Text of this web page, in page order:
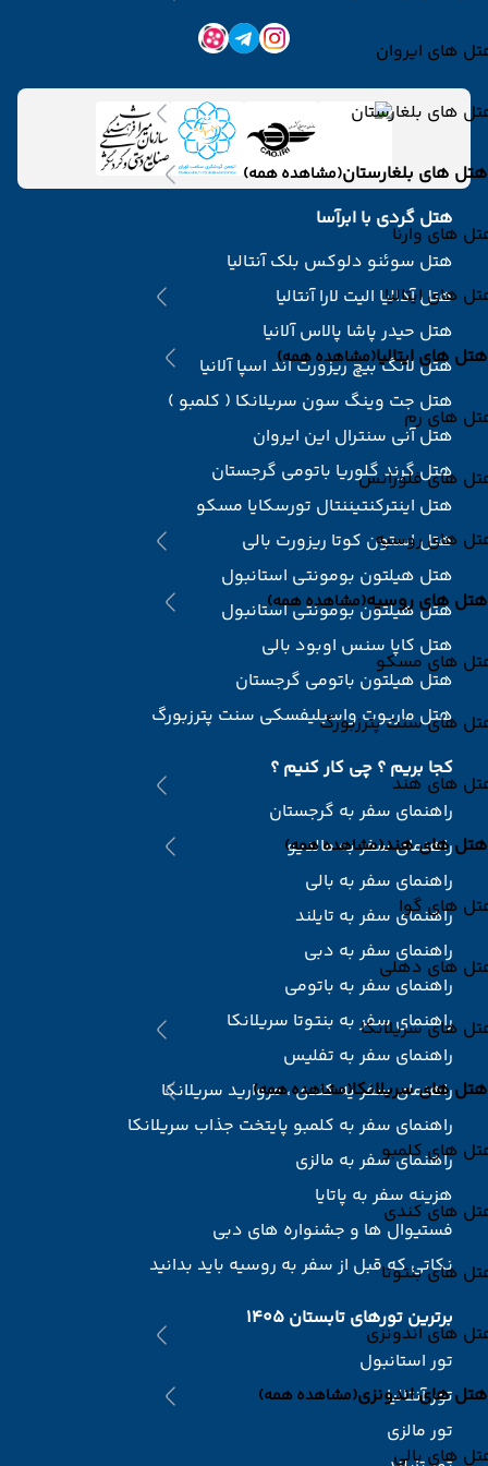
های ایروان
های بلغارستان
هتل های بلغارستان(مشاهده همه)
های وارنا
های ایتالیا
هتل های ایتالیا(مشاهده همه)
های رم
های فلورانس
های روسیه
هتل های روسیه(مشاهده همه)
های مسکو
های سنت پترزبورگ
های هند
هتل های هند(مشاهده همه)
های گوا
های دهلی
های سریلانکا
هتل های سریلانکا(مشاهده همه)
های کلمبو
های کندی
های بنتوتا
های اندونزی
هتل های اندونزی(مشاهده همه)
های بالی
هتل گردی با ابرآسا
هتل سوئنو دلوکس بلک آنتالیا
هتل آدالیا الیت لارا آنتالیا
هتل حیدر پاشا پالاس آلانیا
هتل لانگ بیچ ریزورت اند اسپا آلانیا
هتل جت وینگ سون سریلانکا ( کلمبو )
هتل آنی سنترال این ایروان
هتل گرند گلوریا باتومی گرجستان
هتل اینترکنتیننتال تورسکایا مسکو
هتل استون کوتا ریزورت بالی
هتل هیلتون بومونتی استانبول
هتل هیلتون بومونتی استانبول
هتل کاپا سنس اوبود بالی
هتل هیلتون باتومی گرجستان
هتل ماریوت واسیلیفسکی سنت پترزبورگ
کجا بریم ؟ چی کار کنیم ؟
راهنمای سفر به گرجستان
راهنمای سفر به مالدیو
راهنمای سفر به بالی
راهنمای سفر به تایلند
راهنمای سفر به دبی
راهنمای سفر به باتومی
راهنمای سفر به بنتوتا سریلانکا
راهنمای سفر به تفلیس
راهنمای سفر یه کندی ، مروارید سریلانکا
راهنمای سفر به کلمبو پایتخت جذاب سریلانکا
راهنمای سفر به مالزی
هزینه سفر به پاتایا
فستیوال ها و جشنواره های دبی
نکاتی که قبل از سفر به روسیه باید بدانید
برترین تورهای تابستان 1405
تور استانبول
تور آنتالیا
تور مالزی